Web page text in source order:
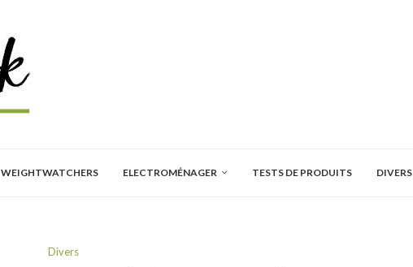
WEIGHTWATCHERS ELECTROMÉNAGER TESTS DE PRODUITS DIVERS
Divers